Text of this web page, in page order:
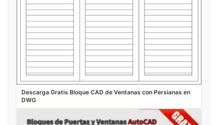
Descarga Gratis Bloque CAD de Ventanas con Persianas en
DWG